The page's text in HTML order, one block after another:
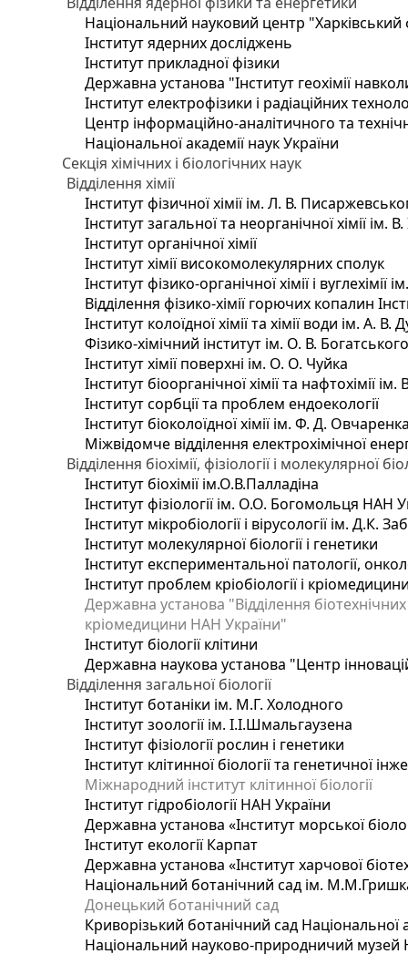
Національний науковий центр "Харківський
Інститут ядерних досліджень
Інститут прикладної фізики
Державна установа "Інститут геохімії
Інститут електрофізики і радіаційних
Центр інформаційно-аналітичного та
Національної академії наук України
Секція хімічних і біологічних наук
Відділення хімії
Інститут фізичної хімії ім. Л. В.
Інститут загальної та неорганічної хімії ім.
Інститут органічної хімії
Інститут хімії високомолекулярних сполук
Інститут фізико-органічної хімії і
Відділення фізико-хімії горючих копалин
Інститут колоїдної хімії та хімії води ім. А.
Фізико-хімічний інститут ім. О. В.
Інститут хімії поверхні ім. О. О. Чуйка
Інститут біоорганічної хімії та нафтохімії
Інститут сорбції та проблем ендоекології
Інститут біоколоїдної хімії ім. Ф. Д.
Міжвідомче відділення електрохімічної
Відділення біохімії, фізіології і молекулярної
Інститут біохімії ім.О.В.Палладіна
Інститут фізіології ім. О.О. Богомольця НАН
Інститут мікробіології і вірусології ім. Д.К.
Інститут молекулярної біології і генетики
Інститут експериментальної патології,
Інститут проблем кріобіології і
Державна установа "Відділення
кріомедицини НАН України"
Інститут біології клітини
Державна наукова установа "Центр
Відділення загальної біології
Інститут ботаніки ім. М.Г. Холодного
Інститут зоології ім. І.І.Шмальгаузена
Інститут фізіології рослин і генетики
Інститут клітинної біології та генетичної
Міжнародний інститут клітинної біології
Інститут гідробіології НАН України
Державна установа «Інститут морської
Інститут екології Карпат
Державна установа «Інститут харчової
Національний ботанічний сад ім.
Донецький ботанічний сад
Криворізький ботанічний сад Національної
Національний науково-природничий музей